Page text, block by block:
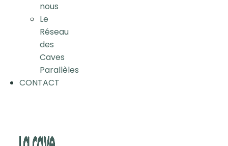
nous
Le
Réseau
des
Caves
Parallèles
CONTACT